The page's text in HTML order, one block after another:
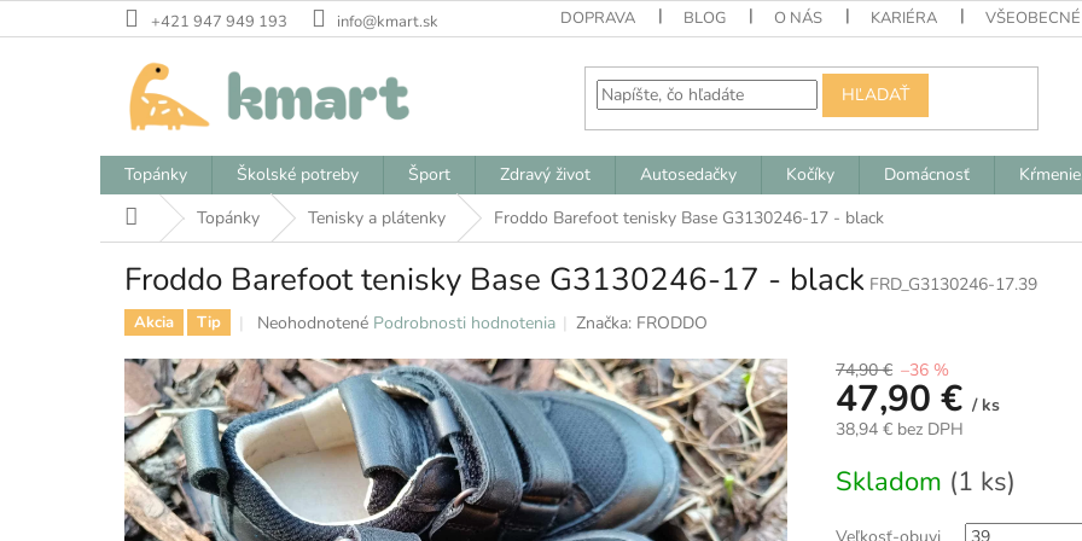
na
+421 947 949 193 info@kmart.sk DOPRAVA BLOG O NÁS KARIÉRA
HĽADAŤ
Topánky Školské potreby Šport Zdravý život Autosedačky Kočíky Domácnosť
DomovTopánky Tenisky a plátenky Froddo Barefoot tenisky Base G3130246-17 - black
Froddo Barefoot tenisky Base G3130246-17 - black FRD_G3130246-17.39
Akcia Tip
Priemerné
produktu
je
0,0
z
5
hviezdičiek.
Neohodnotené Podrobnosti hodnotenia Značka: FRODDO
74,90 € –36 %
47,90 € / ks
38,94 € bez DPH
cena:
Skladom (1 ks)